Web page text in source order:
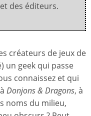
des éditeurs.
créateurs de jeux de
un geek qui passe
connaissez et qui
Donjons & Dragons, à
noms du milieu,